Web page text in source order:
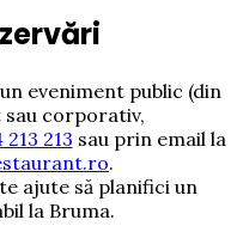
eveniment public (din
corporativ,
213 213 sau prin email la
.
ajute să planifici un
la Bruma.